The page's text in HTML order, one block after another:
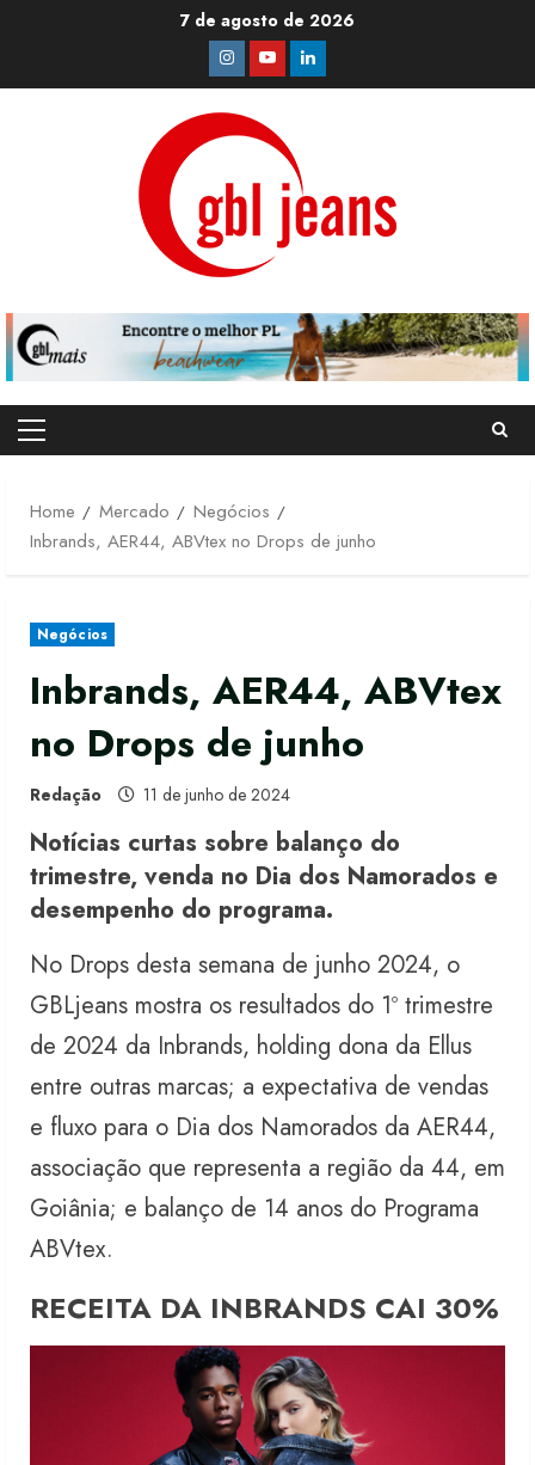
7 de agosto de 2026
Instagram
YoutubeLinkedin
Primary
Home
Mercado
Negócios
Inbrands, AER44, ABVtex no Drops de junho
Negócios
Inbrands, AER44, ABVtex
no Drops de junho
Redação 11 de junho de 2024
Notícias curtas sobre balanço do
trimestre, venda no Dia dos Namorados e
desempenho do programa.
No Drops desta semana de junho 2024, o
GBLjeans mostra os resultados do 1º trimestre
de 2024 da Inbrands, holding dona da Ellus
entre outras marcas; a expectativa de vendas
e fluxo para o Dia dos Namorados da AER44,
associação que representa a região da 44, em
Goiânia; e balanço de 14 anos do Programa
ABVtex.
RECEITA DA INBRANDS CAI 30%